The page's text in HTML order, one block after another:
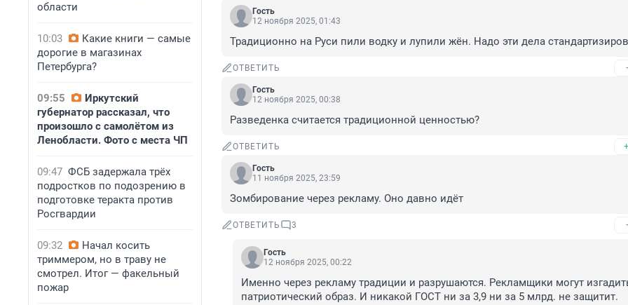
области
10:03
Какие книги — самые
дорогие в магазинах
Петербурга?
09:55
Иркутский
губернатор рассказал, что
произошло с самолётом из
Ленобласти. Фото с места ЧП
09:47 ФСБ задержала трёх
подростков по подозрению в
подготовке теракта против
Росгвардии
09:32
Начал косить
триммером, но в траву не
смотрел. Итог — факельный
пожар
Гость
12 ноября 2025, 01:43
Традиционно на Руси пили водку и лупили жён. Надо эти дела
ОТВЕТИТЬ
Гость
12 ноября 2025, 00:38
Разведенка считается традиционной ценностью?
ОТВЕТИТЬ
Гость
11 ноября 2025, 23:59
Зомбирование через рекламу. Оно давно идёт
ОТВЕТИТЬ 3
Гость
12 ноября 2025, 00:22
Именно через рекламу традиции и разрушаются. Рекламщики могут
патриотический образ. И никакой ГОСТ ни за 3,9 ни за 5 млрд. не защитит.